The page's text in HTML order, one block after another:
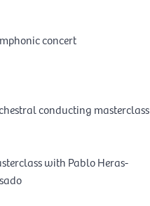
concert
conducting masterclass
with Pablo Heras-